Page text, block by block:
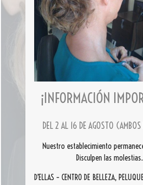
¡INFORMACIÓN
DEL 2 AL 16 DE AGOSTO
Nuestro establecimiento
Disculpen las molestias.
D’ELLAS – CENTRO DE BELLEZA,